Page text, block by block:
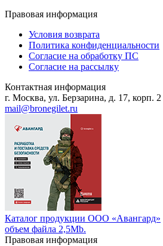
Правовая информация
Условия возврата
Политика конфиденциальности
Согласие на обработку ПС
Согласие на рассылку
Контактная информация
г. Москва, ул. Берзарина, д. 17, корп. 2
mail@bronegilet.ru
Каталог продукции ООО «Авангард»
объем файла 2,5Mb.
Правовая информация